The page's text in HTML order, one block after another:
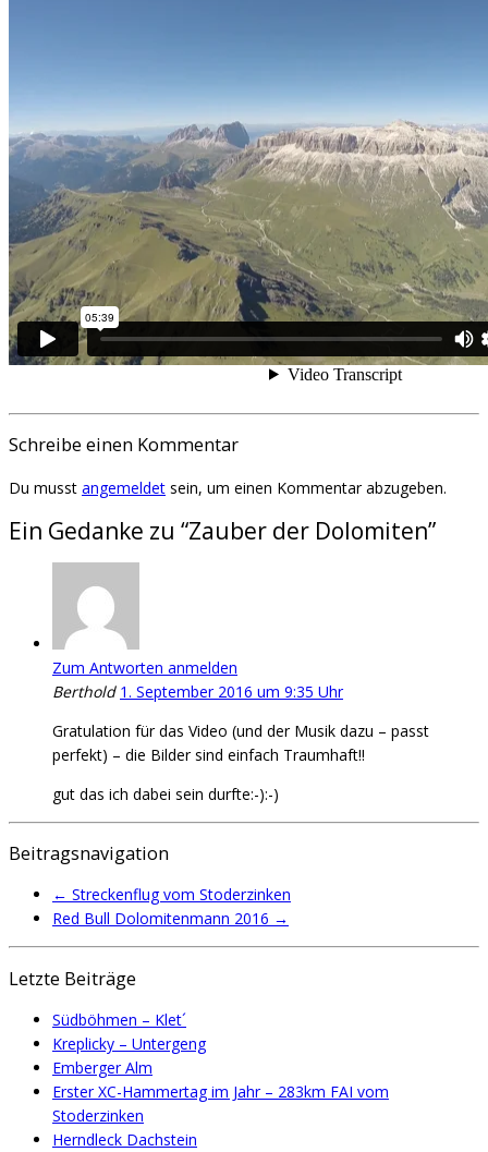
Schreibe einen Kommentar
Du musst angemeldet sein, um einen Kommentar abzugeben.
Ein Gedanke zu “Zauber der Dolomiten”
Zum Antworten anmelden
Berthold 1. September 2016 um 9:35 Uhr
Gratulation für das Video (und der Musik dazu – passt
perfekt) – die Bilder sind einfach Traumhaft!!
gut das ich dabei sein durfte:-):-)
Beitragsnavigation
← Streckenflug vom Stoderzinken
Red Bull Dolomitenmann 2016 →
Letzte Beiträge
Südböhmen – Klet´
Kreplicky – Untergeng
Emberger Alm
Erster XC-Hammertag im Jahr – 283km FAI vom
Stoderzinken
Herndleck Dachstein